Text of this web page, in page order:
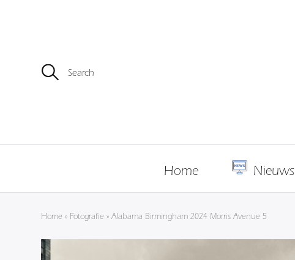
Z
o
a
Home Nieuws
Home » Fotografie »Alabama Birmingham 2024 Morris Avenue 5